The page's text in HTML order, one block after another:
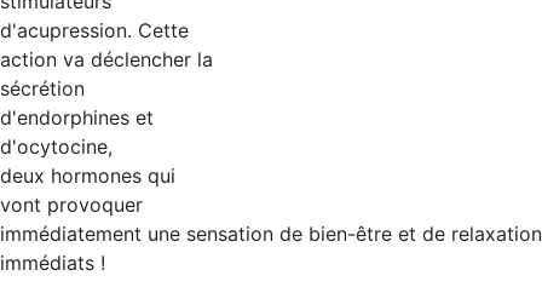
d'acupression. Cette
action va déclencher la
sécrétion
d'endorphines et
d'ocytocine,
deux hormones qui
vont provoquer
immédiatement une sensation de bien-être et de
immédiats !